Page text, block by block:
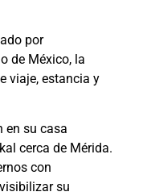
por
de México, la
viaje, estancia y
en su casa
cerca de Mérida.
con
su